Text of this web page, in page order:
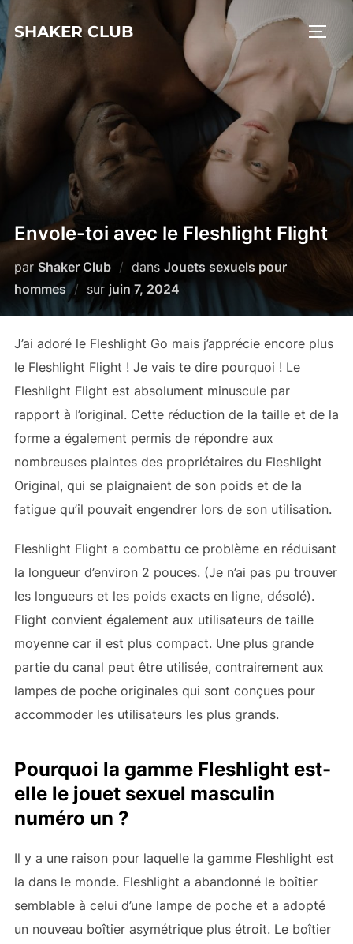
Aller
au
contenu
SHAKER CLUB
Envole-toi avec le Fleshlight Flight
par Shaker Club dans Jouets sexuels pour
hommes
sur Publié
le
juin 7, 2024
J’ai adoré le Fleshlight Go mais j’apprécie encore plus
le Fleshlight Flight ! Je vais te dire pourquoi ! Le
Fleshlight Flight est absolument minuscule par
rapport à l’original. Cette réduction de la taille et de la
forme a également permis de répondre aux
nombreuses plaintes des propriétaires du Fleshlight
Original, qui se plaignaient de son poids et de la
fatigue qu’il pouvait engendrer lors de son utilisation.
Fleshlight Flight a combattu ce problème en réduisant
la longueur d’environ 2 pouces. (Je n’ai pas pu trouver
les longueurs et les poids exacts en ligne, désolé).
Flight convient également aux utilisateurs de taille
moyenne car il est plus compact. Une plus grande
partie du canal peut être utilisée, contrairement aux
lampes de poche originales qui sont conçues pour
accommoder les utilisateurs les plus grands.
Pourquoi la gamme Fleshlight est-
elle le jouet sexuel masculin
numéro un ?
Il y a une raison pour laquelle la gamme Fleshlight est
la dans le monde. Fleshlight a abandonné le boîtier
semblable à celui d’une lampe de poche et a adopté
un nouveau boîtier asymétrique plus étroit. Le boîtier